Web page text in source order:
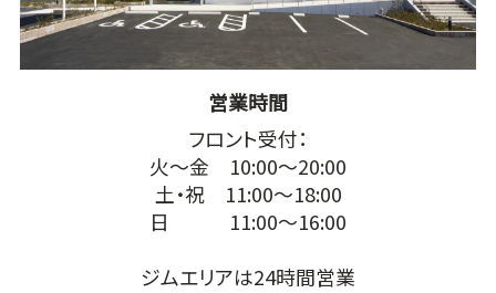
営業時間
フロント受付：
火～金 10:00～20:00
土・祝 11:00～18:00
日 11:00～16:00
ジムエリアは24時間営業